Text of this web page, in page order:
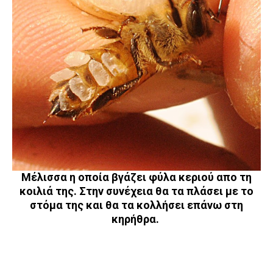
Μέλισσα η οποία βγάζει φύλα κεριού απο τη
κοιλιά της. Στην συνέχεια θα τα πλάσει με το
στόμα της και θα τα κολλήσει επάνω στη
κηρήθρα.